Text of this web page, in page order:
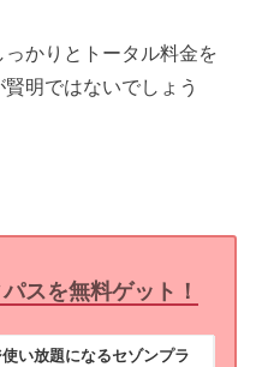
かりとトータル料金を
明ではないでしょう
スを無料ゲット！
い放題になるセゾンプラ